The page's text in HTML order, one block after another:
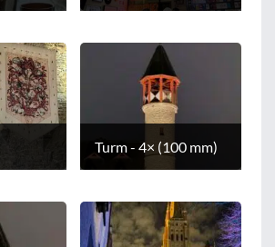
Turm - 4× (100 mm)